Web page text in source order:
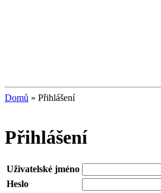
Domů » Přihlášení
Přihlášení
Uživatelské jméno
Heslo